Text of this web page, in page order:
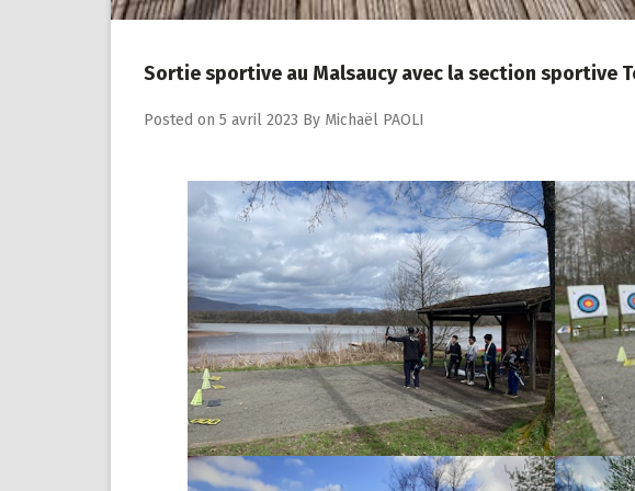
Sortie sportive au Malsaucy avec la section sportive
Posted on 5 avril 2023 By Michaël PAOLI